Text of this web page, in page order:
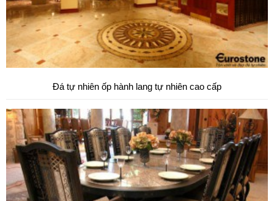
Đá tự nhiên ốp hành lang tự nhiên cao cấp